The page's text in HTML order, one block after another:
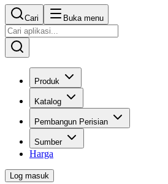
Cari Buka menu
Produk
Katalog
Pembangun Perisian
Sumber
Harga
Log masuk